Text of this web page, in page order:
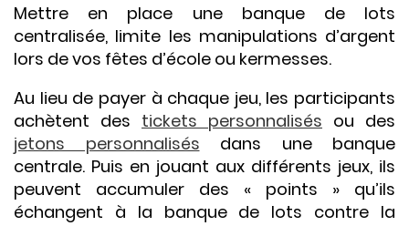
Mettre en place une banque de lots
centralisée, limite les manipulations d’argent
lors de vos fêtes d’école ou kermesses.
Au lieu de payer à chaque jeu, les participants
achètent des tickets personnalisés ou des
jetons personnalisés dans une banque
centrale. Puis en jouant aux différents jeux, ils
peuvent accumuler des « points » qu’ils
échangent à la banque de lots contre la